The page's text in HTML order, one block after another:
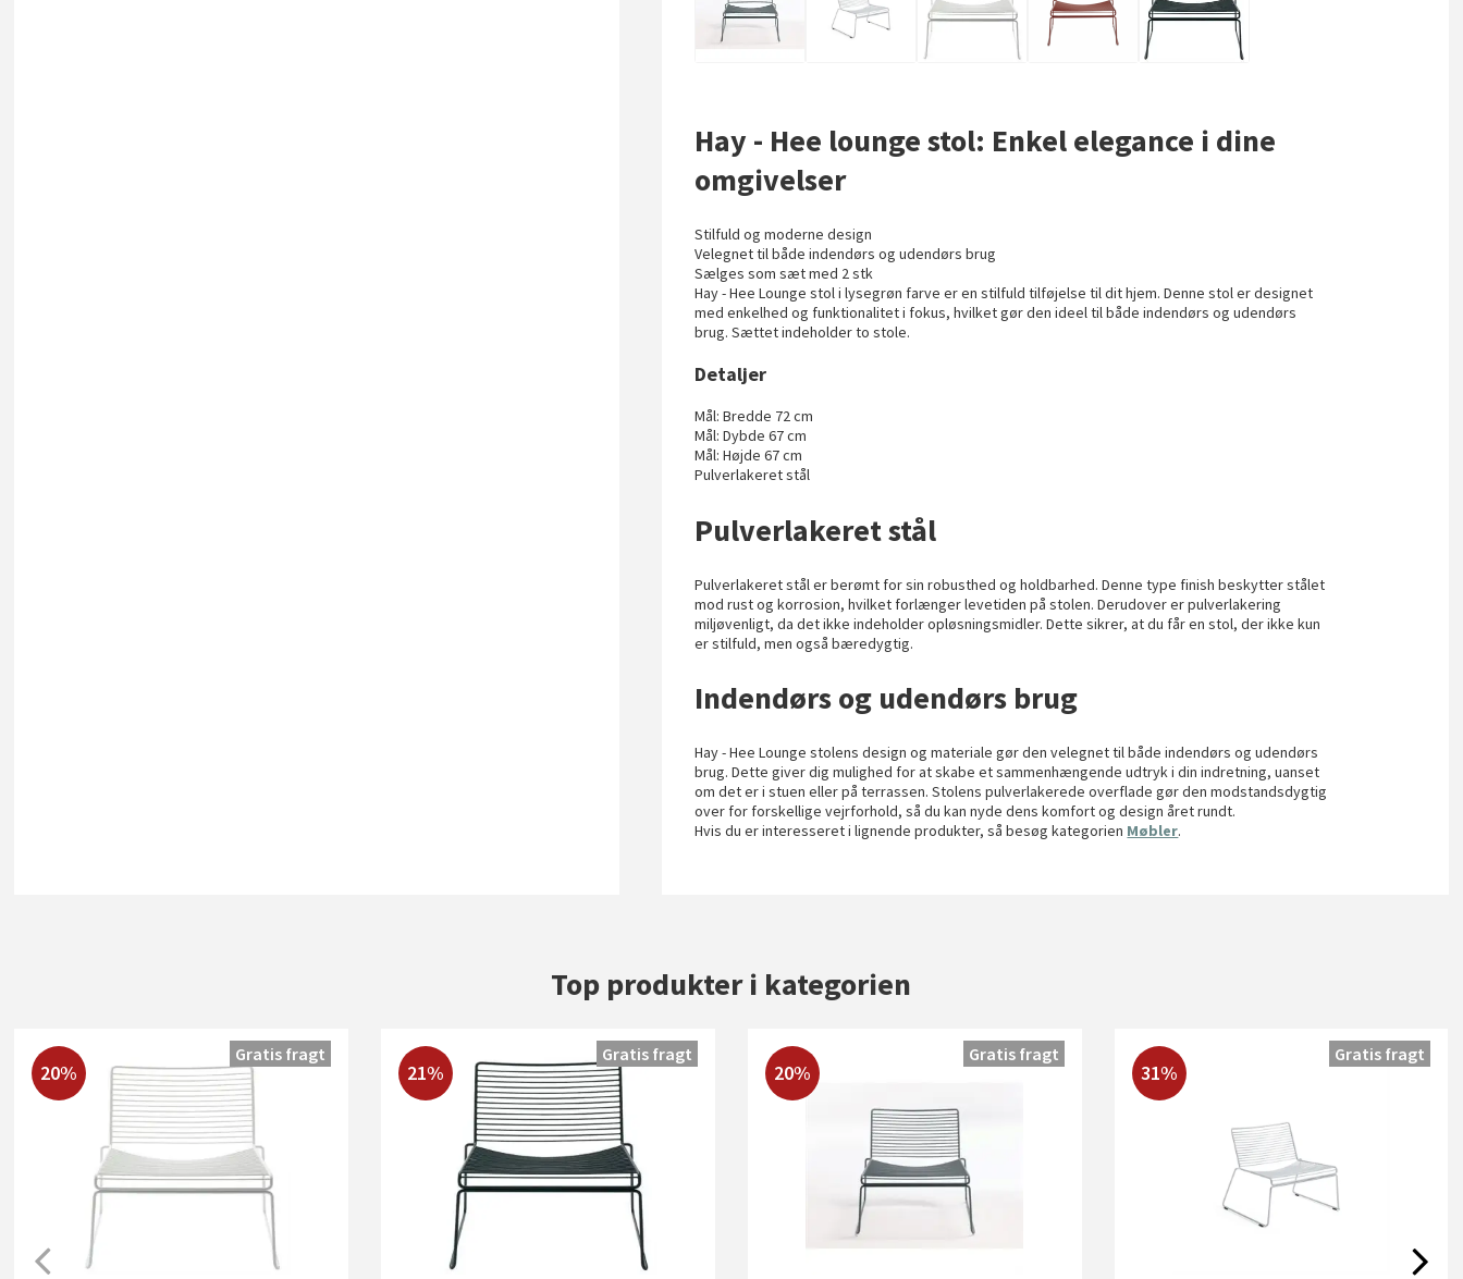
Hay - Hee lounge stol: Enkel elegance i dine
omgivelser
Stilfuld og moderne design
Velegnet til både indendørs og udendørs brug
Sælges som sæt med 2 stk
Hay - Hee Lounge stol i lysegrøn farve er en stilfuld tilføjelse til dit hjem. Denne stol er designet
med enkelhed og funktionalitet i fokus, hvilket gør den ideel til både indendørs og udendørs
brug. Sættet indeholder to stole.
Detaljer
Mål: Bredde 72 cm
Mål: Dybde 67 cm
Mål: Højde 67 cm
Pulverlakeret stål
Pulverlakeret stål
Pulverlakeret stål er berømt for sin robusthed og holdbarhed. Denne type finish beskytter stålet
mod rust og korrosion, hvilket forlænger levetiden på stolen. Derudover er pulverlakering
miljøvenligt, da det ikke indeholder opløsningsmidler. Dette sikrer, at du får en stol, der ikke kun
er stilfuld, men også bæredygtig.
Indendørs og udendørs brug
Hay - Hee Lounge stolens design og materiale gør den velegnet til både indendørs og udendørs
brug. Dette giver dig mulighed for at skabe et sammenhængende udtryk i din indretning, uanset
om det er i stuen eller på terrassen. Stolens pulverlakerede overflade gør den modstandsdygtig
over for forskellige vejrforhold, så du kan nyde dens komfort og design året rundt.
Hvis du er interesseret i lignende produkter, så besøg kategorien Møbler.
Top produkter i kategorien
20%
Gratis fragt
21%
Gratis fragt
20%
Gratis fragt
31%
Gratis fragt